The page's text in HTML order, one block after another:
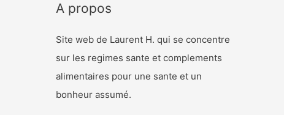
A propos
Site web de Laurent H. qui se concentre
sur les regimes sante et complements
alimentaires pour une sante et un
bonheur assumé.